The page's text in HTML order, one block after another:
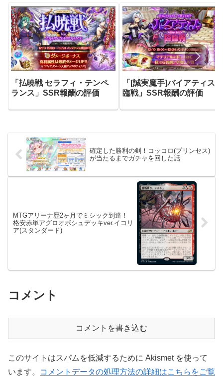
「払暁戦 セラフィ・テンペ
ランス」SSR報酬の評価
「[誠実魔手]バイアティス降
臨戦」SSR報酬の評価
確定した勝利の剣！コッコロ(プリンセス)
が当たるまでガチャを回した話
MTGアリーナ歴2ヶ月でミシック到達！
格安赤単アグロオボシュデッキver.イコリ
ア(スタンダード)
コメント
コメントを書き込む
このサイトはスパムを低減するために Akismet を使って
います。
コメントデータの処理方法の詳細はこちらをご覧